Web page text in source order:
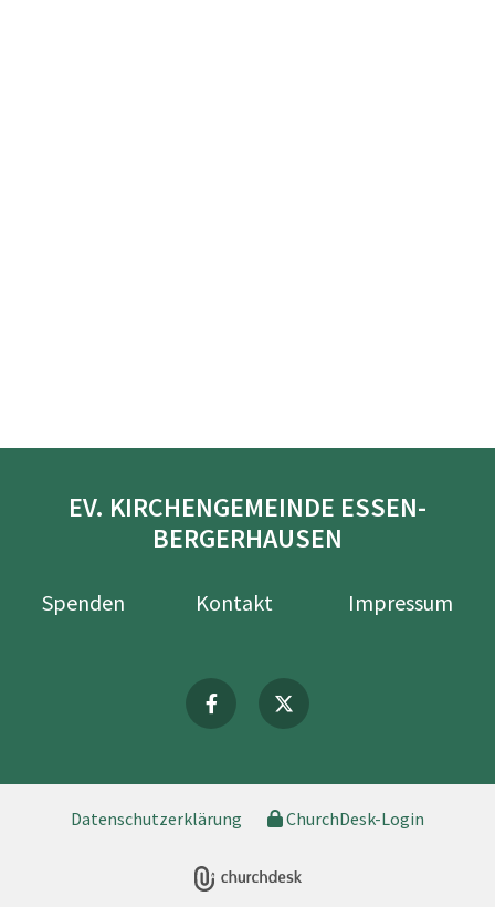
EV. KIRCHENGEMEINDE ESSEN-
BERGERHAUSEN
Spenden Kontakt Impressum
Datenschutzerklärung ChurchDesk-Login